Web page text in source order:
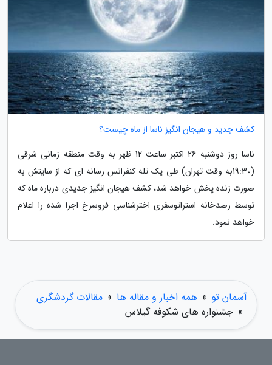
کشف جدید و هیجان انگیز ناسا از ماه چیست؟
ناسا روز دوشنبه 26 اکتبر ساعت 12 ظهر به وقت منطقه زمانی شرقی
(19:30به وقت تهران) طی یک تله کنفرانس رسانه ای که از سایتش به
صورت زنده پخش خواهد شد، کشف هیجان انگیز جدیدی درباره ماه که
توسط رصدخانه استراتوسفری اخترشناسی فروسرخ اجرا شده را اعلام
خواهد نمود.
آسمان تو » همه اخبار و مقاله ها » مقالات گردشگری
» جشنواره های شکوفه گیلاس